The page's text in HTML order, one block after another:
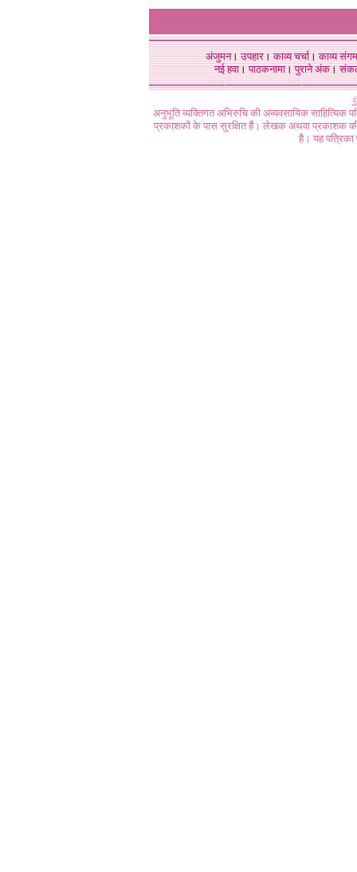
अंजुमन।उपहार।काव्य चर्चा।काव्य संगम
नई हवा। पाठकनामा। पुराने अंक।
अनुभूति व्यक्तिगत अभिरुचि की अव्यवसायिक
प्रकाशकों के पास सुरक्षित हैं। लेखक अथवा प्रकाशक की
है। यह पत्रिका